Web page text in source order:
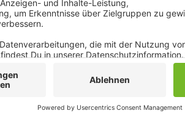
Sternen bewertet.